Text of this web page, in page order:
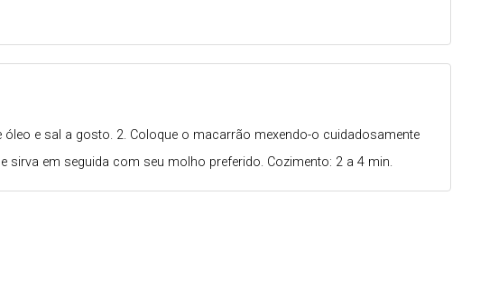
e sal a gosto. 2. Coloque o macarrão mexendo-o cuidadosamente
sirva em seguida com seu molho preferido. Cozimento: 2 a 4 min.